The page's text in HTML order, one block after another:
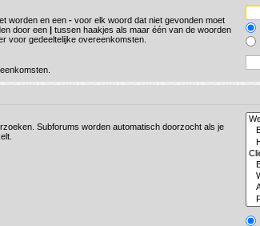
worden en een - voor elk woord dat niet gevonden moet
door een | tussen haakjes als maar één van de woorden
voor gedeeltelijke overeenkomsten.
Subforums worden automatisch doorzocht als je